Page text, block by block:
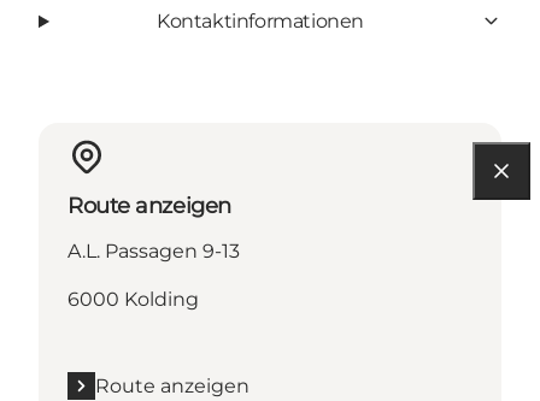
Kontaktinformationen
Route anzeigen
A.L. Passagen 9-13
6000 Kolding
Route anzeigen